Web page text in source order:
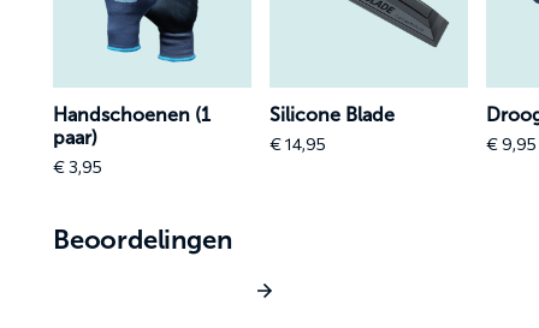
Handschoenen (1
paar)
€3,95
Silicone Blade
€14,95 €9,95
Beoordelingen